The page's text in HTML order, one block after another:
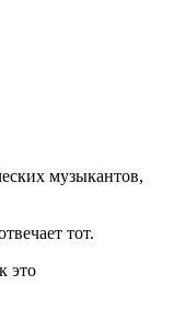
музыкантов,
тот.
это